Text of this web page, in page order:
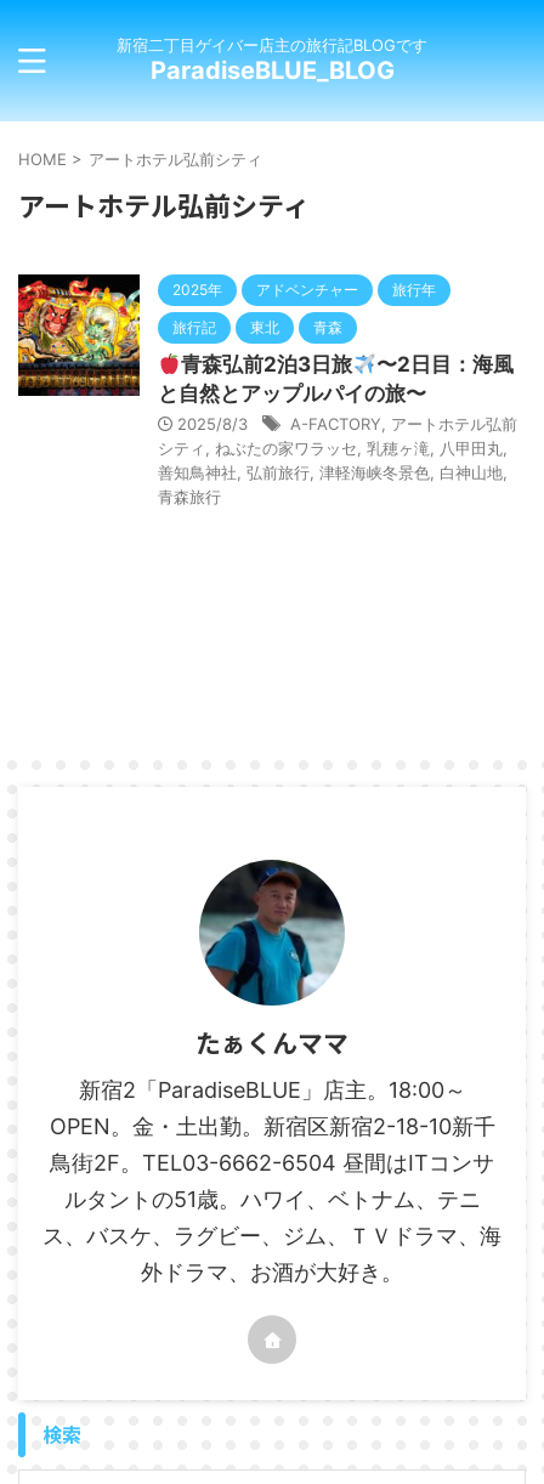
新宿二丁目ゲイバー店主の旅行記BLOGです
ParadiseBLUE_BLOG
HOME > アートホテル弘前シティ
アートホテル弘前シティ
2025年 アドベンチャー 旅行年
旅行記 東北 青森
青森弘前2泊3日旅
〜2日目：海風
と自然とアップルパイの旅〜
2025/8/3 A-FACTORY
アートホテル弘前
シティ
ねぶたの家ワラッセ 乳穂ヶ滝 八甲田丸
善知鳥神社 弘前旅行 津軽海峡冬景色 白神山地
青森旅行
たぁくんママ
新宿2「ParadiseBLUE」店主。18:00～
OPEN。金・土出勤。新宿区新宿2-18-10新千
鳥街2F。TEL03-6662-6504 昼間はITコンサ
ルタントの51歳。ハワイ、ベトナム、テニ
ス、バスケ、ラグビー、ジム、ＴＶドラマ、海
外ドラマ、お酒が大好き。
検索